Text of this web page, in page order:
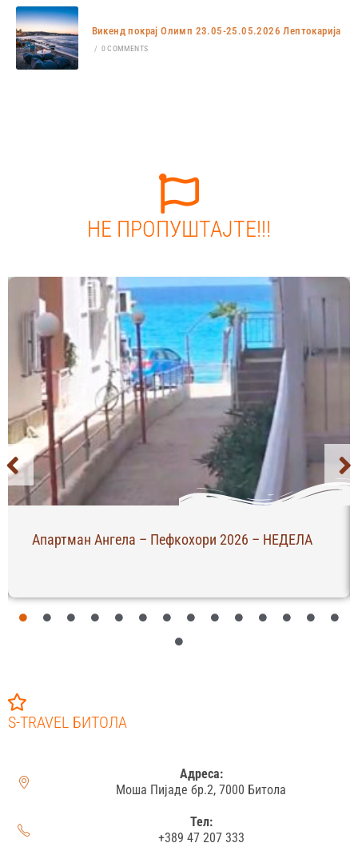
Викенд покрај Олимп 23.05-25.05.2026 Лептокарија
/ 0 COMMENTS
НЕ ПРОПУШТАЈТЕ!!!
Апартман Ангела – Пефкохори 2026 – НЕДЕЛА
S-TRAVEL БИТОЛА
Адреса:
Моша Пијаде бр.2, 7000 Битола
Тел:
+389 47 207 333